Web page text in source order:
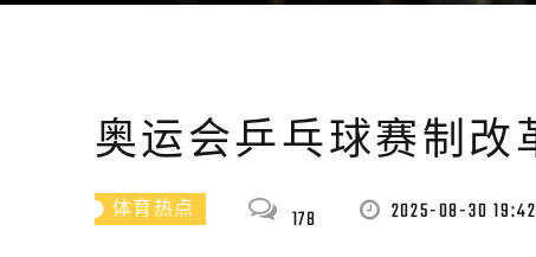
奥运会乒乓球赛制改
体育热点 178 2025-08-30